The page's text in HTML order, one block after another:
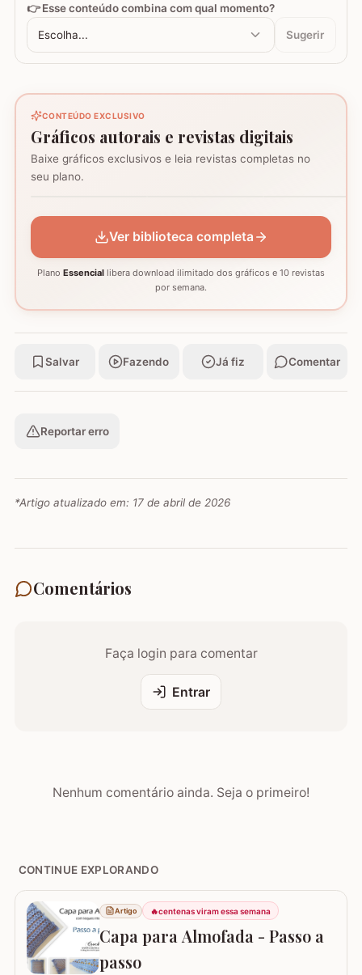
👉 Esse conteúdo combina com qual momento?
Escolha... Sugerir
CONTEÚDO EXCLUSIVO
Gráficos autorais e revistas digitais
Baixe gráficos exclusivos e leia revistas completas no
seu plano.
Coração - Tapete
montagem
Ver biblioteca completa
Plano Essencial libera download ilimitado dos gráficos e 10 revistas
por semana.
Salvar Fazendo Já fiz Comentar
Reportar erro
*Artigo atualizado em: 17 de abril de 2026
Comentários
Faça login para comentar
Entrar
Nenhum comentário ainda. Seja o primeiro!
CONTINUE EXPLORANDO
Artigo 🔥centenas viram essa semana
Capa para Almofada - Passo a
passo